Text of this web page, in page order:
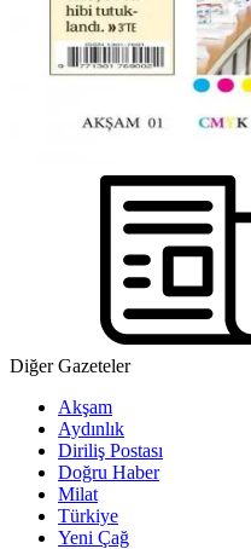
Diğer Gazeteler
Akşam
Aydınlık
Diriliş Postası
Doğru Haber
Milat
Türkiye
Yeni Çağ